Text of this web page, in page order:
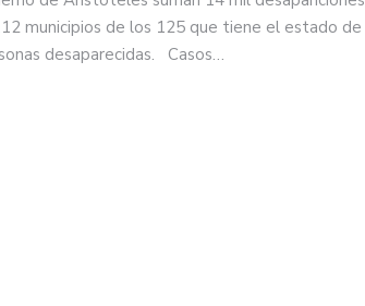
municipios de los 125 que tiene el estado de
desaparecidas. Casos…